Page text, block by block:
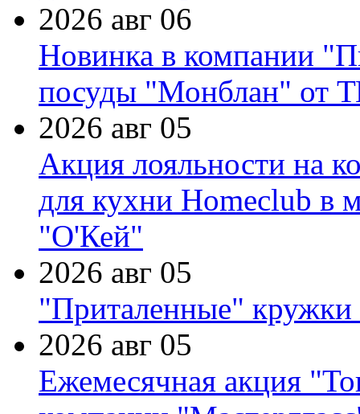
2026 авг 06
Новинка в компании
посуды "Монблан" от
2026 авг 05
Акция лояльности на
для кухни Homeclub в
"О'Кей"
2026 авг 05
"Приталенные" кружки
2026 авг 05
Ежемесячная акция